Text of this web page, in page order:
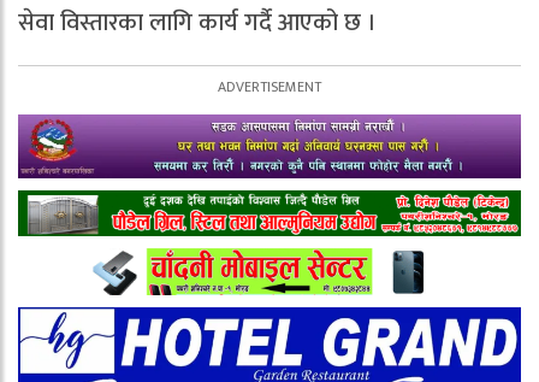
सेवा विस्तारका लागि कार्य गर्दै आएको छ ।